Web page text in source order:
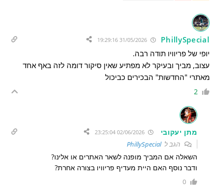
PhillySpecial
יופי של פריוויו תודה רבה.
עצוב, מביך ובעיקר לא מפתיע שאין סיקור דומה לזה באף אחד
מאתרי "החדשות" הבכירים כביכול
2
מתן יעקובי 02/06/2026 23:25:04
הגב לPhillySpecial
השאלה אם המביך מופנה לשאר האתרים או אלינו?
ודבר נוסף האם היית מעדיף פריוויו בצורה אחרת?
0